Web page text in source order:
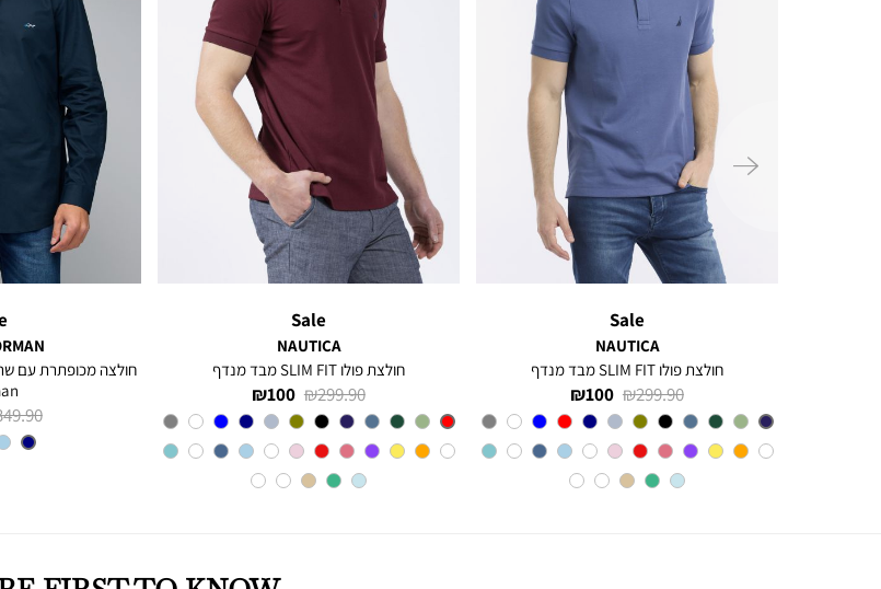
ימינה
Sale
NAUTICA
חולצת פולו SLIM FIT מבד מנדף
מחיר
מוצר
100 ₪
מחיר
רגיל
299.90 ₪
צבע
BLUE
INDIGO
Sale
NAUTICA
חולצת פולו SLIM FIT מבד מנדף
מחיר
מוצר
100 ₪
מחיר
רגיל
299.90 ₪
צבע
Red
מחיר
רגיל
₪